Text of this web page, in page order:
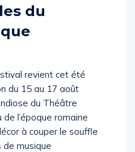
du
revient cet été
du 15 au 17 août
du Théâtre
de l’époque romaine
à couper le souffle
de musique